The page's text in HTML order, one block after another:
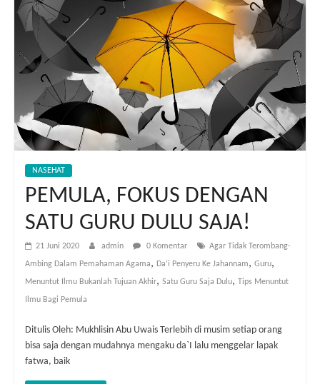
NASEHAT
PEMULA, FOKUS DENGAN
SATU GURU DULU SAJA!
21 Juni 2020 admin 0 Komentar Agar Tidak Terombang-
Ambing Dalam Pemahaman Agama, Da’i Penyeru Ke Jahannam, Guru,
Menuntut Ilmu Bukanlah Tujuan Akhir, Satu Guru Saja Dulu, Tips Menuntut
Ilmu Bagi Pemula
Ditulis Oleh: Mukhlisin Abu Uwais Terlebih di musim setiap orang
bisa saja dengan mudahnya mengaku da`I lalu menggelar lapak
fatwa, baik